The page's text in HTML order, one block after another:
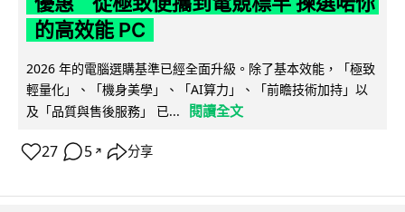
的高效能 PC
2026 年的電腦選購基準已經全面升級。除了基本效能，「極致
輕量化」、「機身美學」、「AI算力」、「前瞻技術加持」以
及「品質與售後服務」 已...
閱讀全文
27 5 ↗ 分享